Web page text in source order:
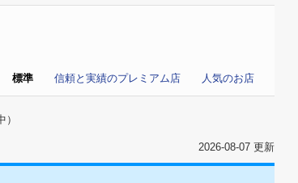
人気のお店
信頼と実績のプレミアム店
標準
）
2026-08-07 更新